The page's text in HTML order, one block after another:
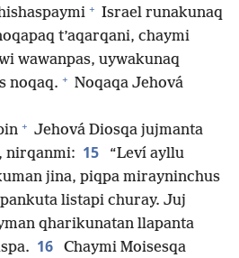
+ Israel runakunaq
t’aqarqani, chaymi
wawanpas, uywakunaq
noqaq. + Noqaqa Jehová
+ Jehová Diosqa jujmanta
nirqanmi: 15
“Leví ayllu
jina, piqpa mirayninchus
listapi churay. Juj
qharikunatan llapanta
16
Chaymi Moisesqa